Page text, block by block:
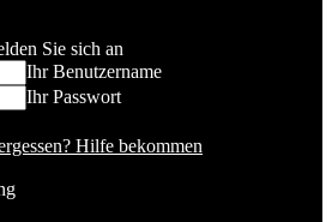
Sie sich an
Ihr Benutzername
Ihr Passwort
Hilfe bekommen